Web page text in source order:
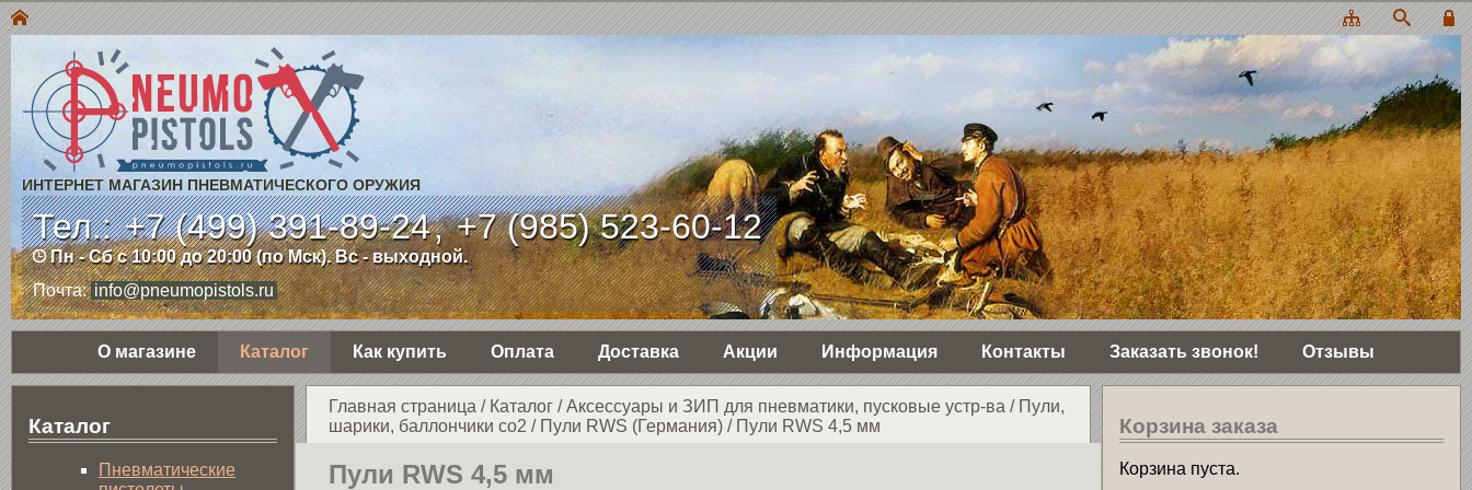
ИНТЕРНЕТ МАГАЗИН ПНЕВМАТИЧЕСКОГО ОРУЖИЯ
Тел.:+7 (499) 391-89-24,+7 (985) 523-60-12
Пн - Сб с 10:00 до 20:00 (по Мск). Вс - выходной.
Почта: info@pneumopistols.ru
О магазине Каталог Как купить Оплата Доставка Акции Информация Контакты Заказать звонок! Отзывы
Главная страница / Каталог/Аксессуары и ЗИП для пневматики, пусковые устр-ва / Пули,
шарики, баллончики со2 / Пули RWS (Германия)/ Пули RWS 4,5 мм
Пули RWS 4,5 мм
Каталог
Пнев­ма­ти­чес­кие
Корзина заказа
Корзина пуста.